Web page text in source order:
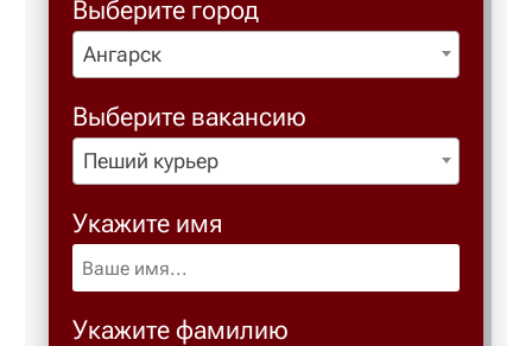
Выберите город
Ангарск
Выберите вакансию
Пеший курьер
Укажите имя
Укажите фамилию